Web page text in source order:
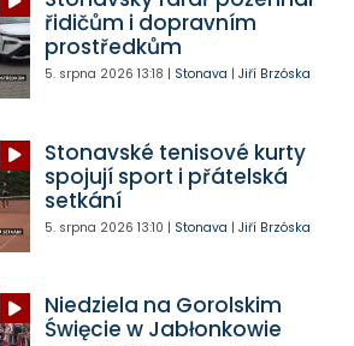
řidičům i dopravním
prostředkům
5. srpna 2026 13:18 | Stonava | Jiří Brzóska
Stonavské tenisové kurty
spojují sport i přátelská
setkání
5. srpna 2026 13:10 | Stonava | Jiří Brzóska
Niedziela na Gorolskim
Święcie w Jabłonkowie